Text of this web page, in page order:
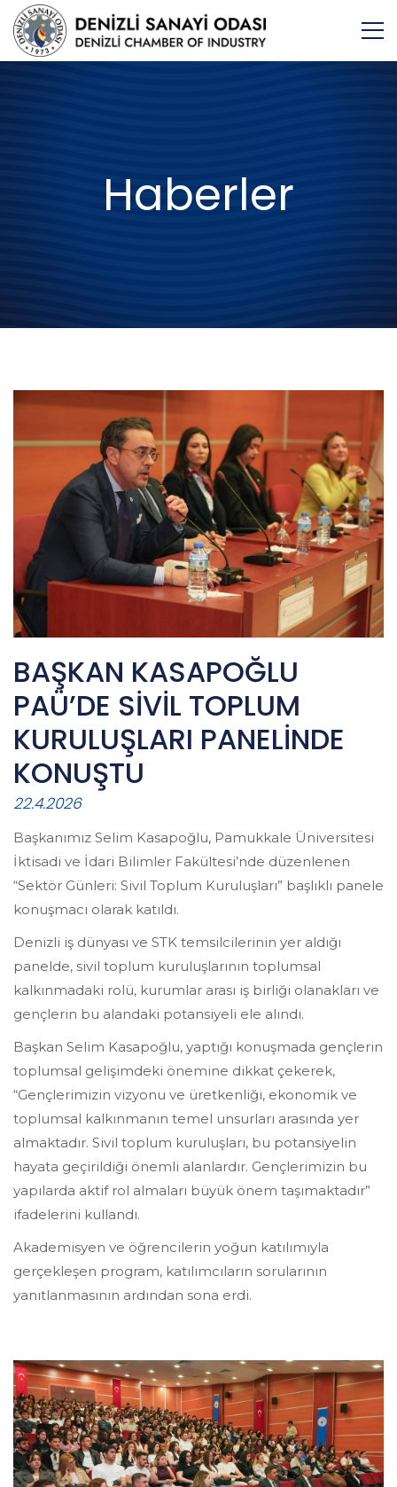
Haberler
BAŞKAN KASAPOĞLU
PAÜ’DE SİVİL TOPLUM
KURULUŞLARI PANELİNDE
KONUŞTU
22.4.2026
Başkanımız Selim Kasapoğlu, Pamukkale Üniversitesi
İktisadi ve İdari Bilimler Fakültesi’nde düzenlenen
“Sektör Günleri: Sivil Toplum Kuruluşları” başlıklı panele
konuşmacı olarak katıldı.
Denizli iş dünyası ve STK temsilcilerinin yer aldığı
panelde, sivil toplum kuruluşlarının toplumsal
kalkınmadaki rolü, kurumlar arası iş birliği olanakları ve
gençlerin bu alandaki potansiyeli ele alındı.
Başkan Selim Kasapoğlu, yaptığı konuşmada gençlerin
toplumsal gelişimdeki önemine dikkat çekerek,
“Gençlerimizin vizyonu ve üretkenliği, ekonomik ve
toplumsal kalkınmanın temel unsurları arasında yer
almaktadır. Sivil toplum kuruluşları, bu potansiyelin
hayata geçirildiği önemli alanlardır. Gençlerimizin bu
yapılarda aktif rol almaları büyük önem taşımaktadır”
ifadelerini kullandı.
Akademisyen ve öğrencilerin yoğun katılımıyla
gerçekleşen program, katılımcıların sorularının
yanıtlanmasının ardından sona erdi.